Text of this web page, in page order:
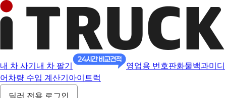
내 차 사기 내 차 팔기 영업용 번호판화물백과미디
어 차량 수입 계산기 아이트럭
딜러 전용 로그인